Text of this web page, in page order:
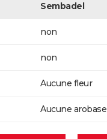
Sembadel
non
non
Aucune fleur
Aucune arobase